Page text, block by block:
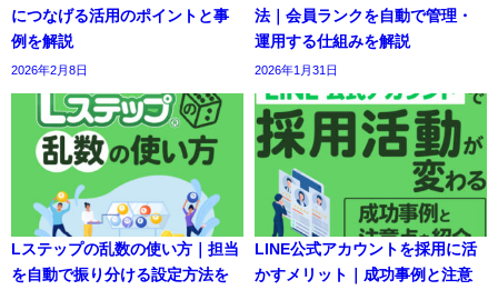
につなげる活用のポイントと事
例を解説
2026年2月8日
法｜会員ランクを自動で管理・
運用する仕組みを解説
2026年1月31日
Lステップの乱数の使い方｜担当
を自動で振り分ける設定方法を
LINE公式アカウントを採用に活
かすメリット｜成功事例と注意